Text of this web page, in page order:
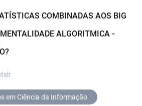
COMBINADAS AOS BIG
ALGORITMICA -
em Ciência da Informação